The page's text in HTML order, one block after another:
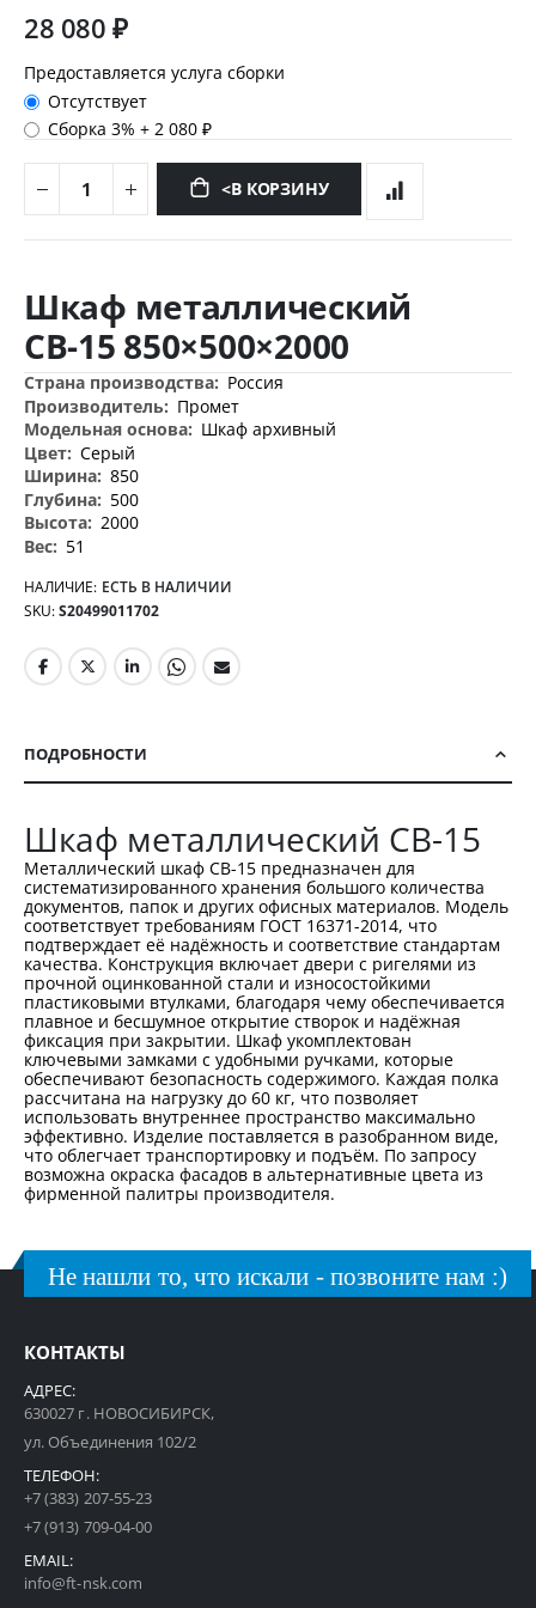
28 080 ₽
Предоставляется услуга сборки
Отсутствует
Сборка 3%+2 080 ₽
<В КОРЗИНУ
к
началу
изображений
Шкаф металлический
CB-15 850×500×2000
Дополнительная
информация
Россия
Промет
Шкаф архивный
Серый
850
500
2000
51
НАЛИЧИЕ: ЕСТЬ В НАЛИЧИИ
SKU S20499011702
ПОДРОБНОСТИ
Шкаф металлический CB-15
Металлический шкаф CB-15 предназначен для
систематизированного хранения большого количества
документов, папок и других офисных материалов. Модель
соответствует требованиям ГОСТ 16371-2014, что
подтверждает её надёжность и соответствие стандартам
качества. Конструкция включает двери с ригелями из
прочной оцинкованной стали и износостойкими
пластиковыми втулками, благодаря чему обеспечивается
плавное и бесшумное открытие створок и надёжная
фиксация при закрытии. Шкаф укомплектован
ключевыми замками с удобными ручками, которые
обеспечивают безопасность содержимого. Каждая полка
рассчитана на нагрузку до 60 кг, что позволяет
использовать внутреннее пространство максимально
эффективно. Изделие поставляется в разобранном виде,
что облегчает транспортировку и подъём. По запросу
возможна окраска фасадов в альтернативные цвета из
фирменной палитры производителя.
Не нашли то, что искали - позвоните нам :)
КОНТАКТЫ
АДРЕС:
630027 г. НОВОСИБИРСК,
ул. Объединения 102/2
ТЕЛЕФОН:
+7 (383) 207-55-23
+7 (913) 709-04-00
EMAIL:
info@ft-nsk.com